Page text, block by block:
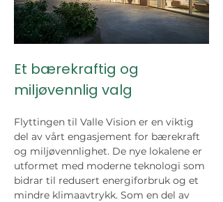
Et bærekraftig og
miljøvennlig valg
Flyttingen til Valle Vision er en viktig
del av vårt engasjement for bærekraft
og miljøvennlighet. De nye lokalene er
utformet med moderne teknologi som
bidrar til redusert energiforbruk og et
mindre klimaavtrykk. Som en del av